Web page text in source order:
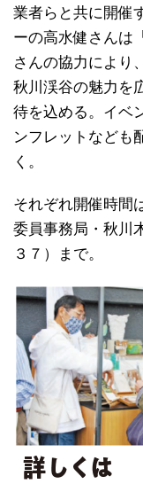
業者らと共に開催
ーの高水健さんは
さんの協力により
秋川渓谷の魅力を
待を込める。イベ
ンフレットなども
く。
それぞれ開催時間
委員事務局・秋川
３７）まで。